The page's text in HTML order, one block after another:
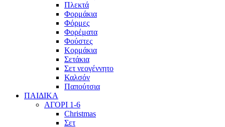
Πλεκτά
Φορμάκια
Φόρμες
Φορέματα
Φούστες
Κορμάκια
Σετάκια
Σετ νεογέννητο
Καλσόν
Παπούτσια
ΠΑΙΔΙΚΑ
ΑΓΟΡΙ 1-6
Christmas
Σετ